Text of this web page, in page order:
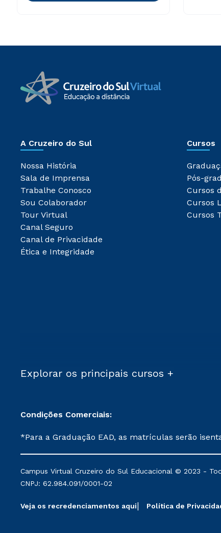
A Cruzeiro do Sul
Nossa História
Sala de Imprensa
Trabalhe Conosco
Sou Colaborador
Tour Virtual
Canal Seguro
Canal de Privacidade
Ética e Integridade
Cursos
Pós-
Cursos
Cursos
Cursos
Explorar os principais cursos +
Condições Comerciais:
*Para a Graduação EAD, as matrículas serão
mantidos conforme negociação. Descontos
serviços.
Campus Virtual Cruzeiro do Sul Educacional © 2023 -
CNPJ: 62.984.091/0001-02
Veja os recredenciamentos aqui Política de